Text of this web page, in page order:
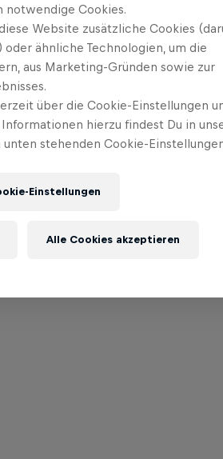
notwendige Cookies.
Website zusätzliche Cookies
ähnliche Technologien, um die
aus Marketing-Gründen sowie zur
über die Cookie-Einstellungen
hierzu findest Du in
unten stehenden Cookie-
Einstellungen
Alle Cookies akzeptieren